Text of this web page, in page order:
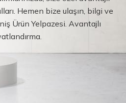
Hemen bize ulaşın, bilgi ve
Ürün Yelpazesi. Avantajlı